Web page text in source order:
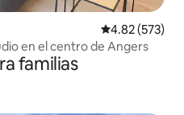
Calificación
4.82 (573)
en el centro de Angers
familias